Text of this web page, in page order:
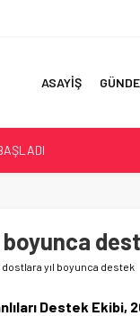
ASAYİŞ
HEDEF 5’İNCİLİK!
YAPILAN EN
dostlara yıl boyunca destek
Destek Ekibi,